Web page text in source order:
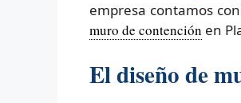
empresa contamos
muro de contención en
El diseño de